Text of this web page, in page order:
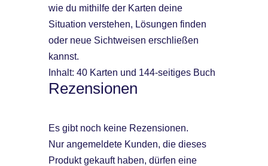
wie du mithilfe der Karten deine
Situation verstehen, Lösungen finden
oder neue Sichtweisen erschließen
kannst.
Inhalt: 40 Karten und 144-seitiges Buch
Rezensionen
Es gibt noch keine Rezensionen.
Nur angemeldete Kunden, die dieses
Produkt gekauft haben, dürfen eine